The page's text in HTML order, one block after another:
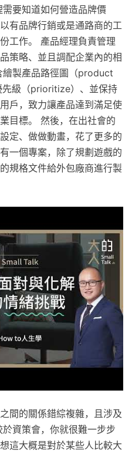
要知道如何營造品牌價
有品牌行銷或是通路商的工
工作。 產品經理負責管理
策略、並且調配企業內的相
繪製產品路徑圖（product
級（prioritize）、並保持
戶，致力讓產品達到滿足使
目標。 然後，在出社會的
定、做做動畫，花了更多的
一個專案，除了規劃遊戲的
規格文件給外包廠商進行製
間的關係錯綜複雜，且涉及
資策會，你就很難一步步
這大概是對於某些人比較大